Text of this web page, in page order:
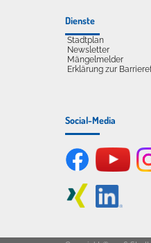
Dienste
Stadtplan
Newsletter
Mängelmelder
Erklärung zur
Social-Media